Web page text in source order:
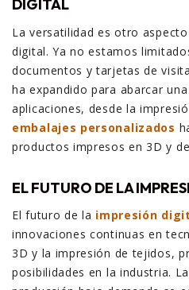
DIGITAL
La versatilidad es otro
digital. Ya no estamos
documentos y tarjetas de
ha expandido para abarcar
aplicaciones, desde la
embalajes personalizados
productos impresos en 3D y
EL FUTURO DE LA
El futuro de la impresión
innovaciones continuas en
3D y la impresión de tejidos,
posibilidades en la industria.